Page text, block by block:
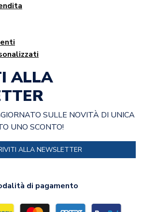
ALLA
SULLE NOVITÀ DI UNICA
UNO SCONTO!
ALLA NEWSLETTER
di pagamento